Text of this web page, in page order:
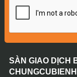
SÀN GIAO DỊCH